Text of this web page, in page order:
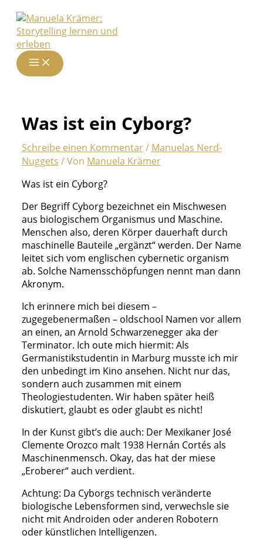
Zum
Inhalt
springen
Was ist ein Cyborg?
Schreibe einen Kommentar/ Manuelas Nerd-
Nuggets / Von Manuela Krämer
Was ist ein Cyborg?
Der Begriff Cyborg bezeichnet ein Mischwesen
aus biologischem Organismus und Maschine.
Menschen also, deren Körper dauerhaft durch
maschinelle Bauteile „ergänzt“ werden. Der Name
leitet sich vom englischen cybernetic organism
ab. Solche Namensschöpfungen nennt man dann
Akronym.
Ich erinnere mich bei diesem –
zugegebenermaßen – oldschool Namen vor allem
an einen, an Arnold Schwarzenegger aka der
Terminator. Ich oute mich hiermit: Als
Germanistikstudentin in Marburg musste ich mir
den unbedingt im Kino ansehen. Nicht nur das,
sondern auch zusammen mit einem
Theologiestudenten. Wir haben später heiß
diskutiert, glaubt es oder glaubt es nicht!
In der Kunst gibt’s die auch: Der Mexikaner José
Clemente Orozco malt 1938 Hernán Cortés als
Maschinenmensch. Okay, das hat der miese
„Eroberer“ auch verdient.
Achtung: Da Cyborgs technisch veränderte
biologische Lebensformen sind, verwechsle sie
nicht mit Androiden oder anderen Robotern
oder künstlichen Intelligenzen.